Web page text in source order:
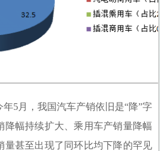
Catherine
投资顾问理财经理
5月，我国汽车产销依旧是“降”字
降幅持续扩大、乘用车产销量降幅
量甚至出现了同环比均下降的罕见